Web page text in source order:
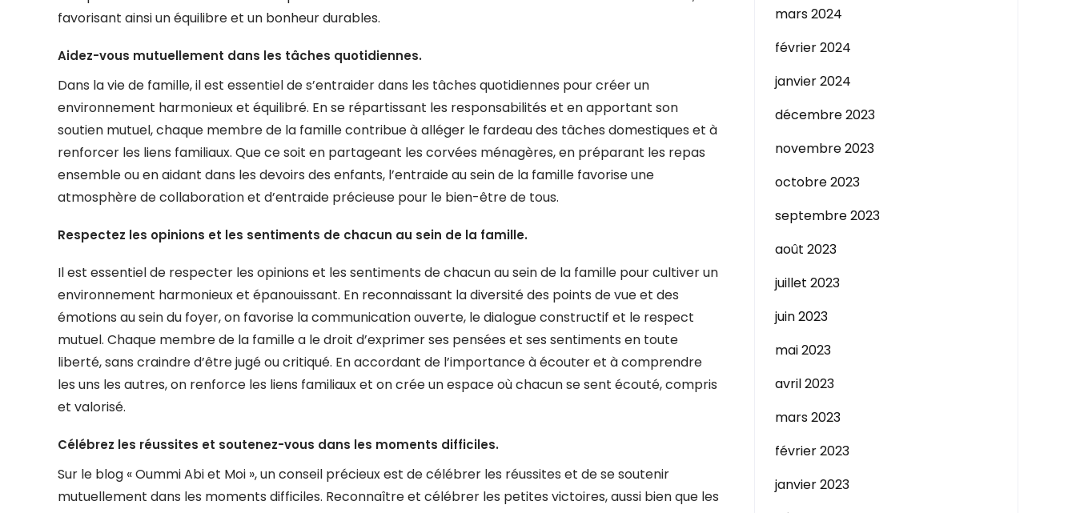
favorisant ainsi un équilibre et un bonheur durables.
Aidez-vous mutuellement dans les tâches quotidiennes.
Dans la vie de famille, il est essentiel de s’entraider dans les tâches quotidiennes pour créer un
environnement harmonieux et équilibré. En se répartissant les responsabilités et en apportant son
soutien mutuel, chaque membre de la famille contribue à alléger le fardeau des tâches domestiques et à
renforcer les liens familiaux. Que ce soit en partageant les corvées ménagères, en préparant les repas
ensemble ou en aidant dans les devoirs des enfants, l’entraide au sein de la famille favorise une
atmosphère de collaboration et d’entraide précieuse pour le bien-être de tous.
Respectez les opinions et les sentiments de chacun au sein de la famille.
Il est essentiel de respecter les opinions et les sentiments de chacun au sein de la famille pour cultiver un
environnement harmonieux et épanouissant. En reconnaissant la diversité des points de vue et des
émotions au sein du foyer, on favorise la communication ouverte, le dialogue constructif et le respect
mutuel. Chaque membre de la famille a le droit d’exprimer ses pensées et ses sentiments en toute
liberté, sans craindre d’être jugé ou critiqué. En accordant de l’importance à écouter et à comprendre
les uns les autres, on renforce les liens familiaux et on crée un espace où chacun se sent écouté, compris
et valorisé.
Célébrez les réussites et soutenez-vous dans les moments difficiles.
Sur le blog « Oummi Abi et Moi », un conseil précieux est de célébrer les réussites et de se soutenir
mutuellement dans les moments difficiles. Reconnaître et célébrer les petites victoires, aussi bien que les
mars 2024
février 2024
janvier 2024
décembre 2023
novembre 2023
octobre 2023
septembre 2023
août 2023
juillet 2023
juin 2023
mai 2023
avril 2023
mars 2023
février 2023
janvier 2023